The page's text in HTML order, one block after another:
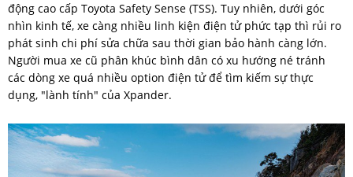
động cao cấp Toyota Safety Sense (TSS). Tuy nhiên, dưới góc
nhìn kinh tế, xe càng nhiều linh kiện điện tử phức tạp thì rủi ro
phát sinh chi phí sửa chữa sau thời gian bảo hành càng lớn.
Người mua xe cũ phân khúc bình dân có xu hướng né tránh
các dòng xe quá nhiều option điện tử để tìm kiếm sự thực
dụng, "lành tính" của Xpander.